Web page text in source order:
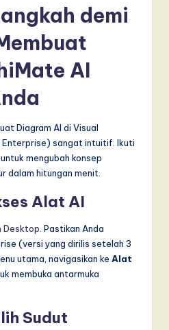
demi
AI
Diagram AI di Visual
Enterprise) sangat intuitif. Ikuti
mengubah konsep
dalam hitungan menit.
Alat AI
Desktop . Pastikan Anda
(versi yang dirilis setelah 3
utama, navigasikan ke Alat
membuka antarmuka
Sudut